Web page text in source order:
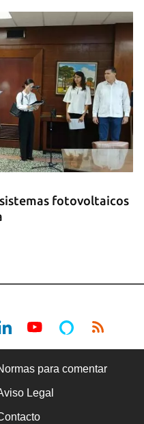
fotovoltaicos
para comentar
Legal